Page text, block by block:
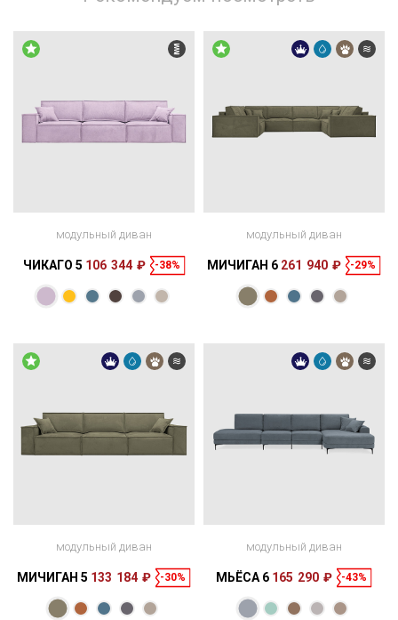
модульный диван
ЧИКАГО 5 106 344 ₽ -38%
модульный диван
МИЧИГАН 6 261 940 ₽ -29%
модульный диван
МИЧИГАН 5 133 184 ₽ -30%
модульный диван
МЬЁСА 6 165 290 ₽ -43%